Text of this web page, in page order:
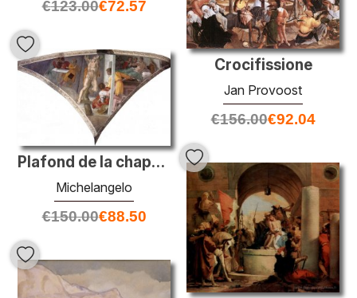
€123.00€72.57
Crocifissione
Jan Provoost
€156.00€92.04
Plafond de la chapelle Sixtine: la punition de Haman
Michelangelo
€150.00€88.50